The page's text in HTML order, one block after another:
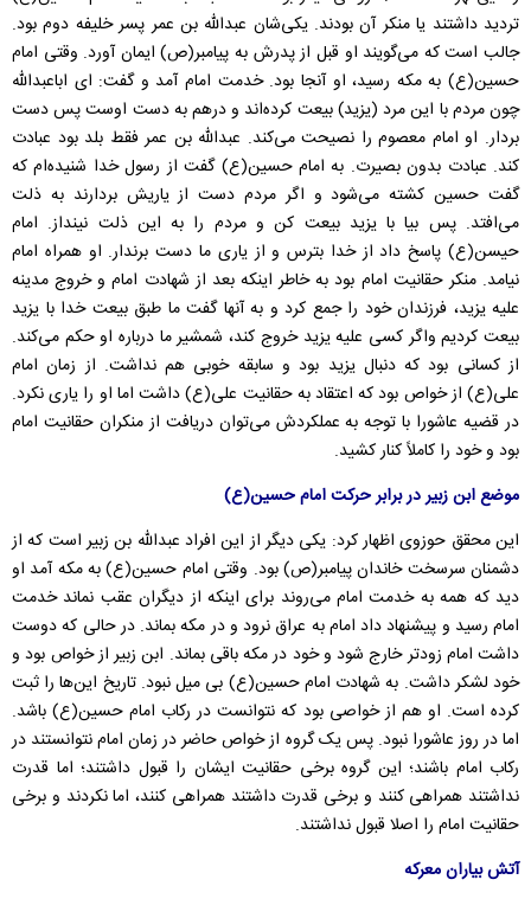
تردید داشتند یا منکر آن بودند. یکی‌شان عبدالله بن عمر پسر خلیفه دوم بود.
جالب است که می‌گویند او قبل از پدرش به پیامبر(ص) ایمان آورد. وقتی امام
حسین(ع) به مکه رسید، او آنجا بود. خدمت امام آمد و گفت: ای اباعبدالله
چون مردم با این مرد (یزید) بیعت کرده‌اند و درهم به دست اوست پس دست
بردار. او امام معصوم را نصیحت می‌کند. عبدالله بن عمر فقط بلد بود عبادت
کند. عبادت بدون بصیرت. به امام حسین(ع) گفت از رسول خدا شنیده‌ام که
گفت حسین کشته می‌شود و اگر مردم دست از یاریش بردارند به ذلت
می‌افتد. پس بیا با یزید بیعت کن و مردم را به این ذلت نینداز. امام
حیسن(ع) پاسخ داد از خدا بترس و از یاری ما دست برندار. او همراه امام
نیامد. منکر حقانیت امام بود به خاطر اینکه بعد از شهادت امام و خروج مدینه
علیه یزید، فرزندان خود را جمع کرد و به آنها گفت ما طبق بیعت خدا با یزید
بیعت کردیم واگر کسی علیه یزید خروج کند، شمشیر ما درباره او حکم می‌کند.
از کسانی بود که دنبال یزید بود و سابقه خوبی هم نداشت. از زمان امام
علی(ع) از خواص بود که اعتقاد به حقانیت علی(ع) داشت اما او را یاری نکرد.
در قضیه عاشورا با توجه به عملکردش می‌توان دریافت از منکران حقانیت امام
بود و خود را کاملاً‌ کنار کشید.
موضع ابن زبیر در برابر حرکت امام حسین(ع)
این محقق حوزوی اظهار کرد: یکی دیگر از این افراد عبدالله بن زبیر است که از
دشمنان سرسخت خاندان پیامبر(ص) بود. وقتی امام حسین(ع) به مکه آمد او
دید که همه به خدمت امام می‌روند برای اینکه از دیگران عقب نماند خدمت
امام رسید و پیشنهاد داد امام به عراق نرود و در مکه بماند. در حالی که دوست
داشت امام زودتر خارج شود و خود در مکه باقی بماند. ابن زبیر از خواص بود و
خود لشکر داشت. به شهادت امام حسین(ع) بی میل نبود. تاریخ این‌ها را ثبت
کرده است. او هم از خواصی بود که نتوانست در رکاب امام حسین(ع) باشد.
اما در روز عاشورا نبود. پس یک گروه از خواص حاضر در زمان امام نتوانستند در
رکاب امام باشند؛ این گروه برخی حقانیت ایشان را قبول داشتند؛ اما قدرت
نداشتند همراهی کنند و برخی قدرت داشتند همراهی کنند، اما نکردند و برخی
حقانیت امام را اصلا قبول نداشتند.
آتش بیاران معرکه